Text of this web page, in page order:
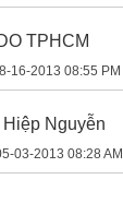
TPHCM
16-2013 08:55 PM
Nguyễn
03-2013 08:28 AM